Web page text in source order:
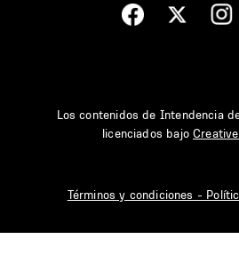
Los contenidos de Intendencia
licenciados bajo
Términos y condiciones -